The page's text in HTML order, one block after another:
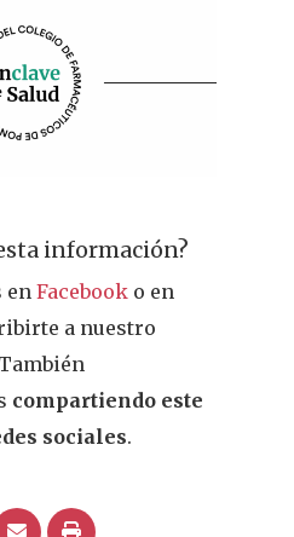
información?
enFacebook o en
a nuestro
compartiendo este
sociales.
La Voz De
Pacientes